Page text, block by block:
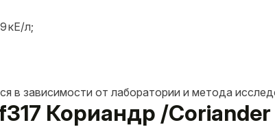
кЕ/л;
в зависимости от лаборатории и метода
Кориандр /